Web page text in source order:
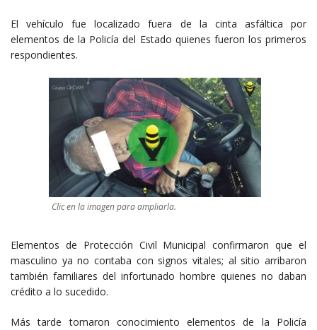
El vehículo fue localizado fuera de la cinta asfáltica por
elementos de la Policía del Estado quienes fueron los primeros
respondientes.
Clic en la imagen para ampliarla.
Elementos de Protección Civil Municipal confirmaron que el
masculino ya no contaba con signos vitales; al sitio arribaron
también familiares del infortunado hombre quienes no daban
crédito a lo sucedido.
Más tarde tomaron conocimiento elementos de la Policía